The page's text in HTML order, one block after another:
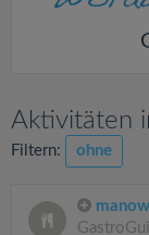
Aktivitäten
Filtern: ohne